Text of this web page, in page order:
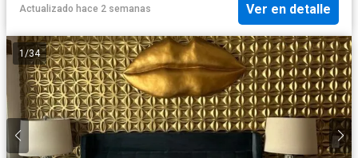
Actualizado hace 2 semanas Ver en detalle
1 /34